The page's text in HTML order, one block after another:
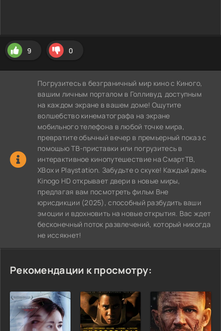
9 0
Погрузитесь в безграничный мир кино с Киного,
вашим личным порталом в Голливуд, доступным
на каждом экране в вашем доме! Ощутите
волшебство кинематографа на экране
мобильного телефона в любой точке мира,
превратите обычный вечер в премьерный показ с
помощью ТВ-приставки или погрузитесь в
интерактивное кинопутешествие на СмартТВ,
XBox и Playstation. Забудьте о скуке! Каждый день
Kinogo HD открывает двери в новые миры,
предлагая вам посмотреть фильм Вне
юрисдикции (2025), способный разбудить ваши
эмоции и вдохновить на новые открытия. Вас ждет
бесконечный поток развлечений, который никогда
не иссякнет!
Рекомендации к просмотру: